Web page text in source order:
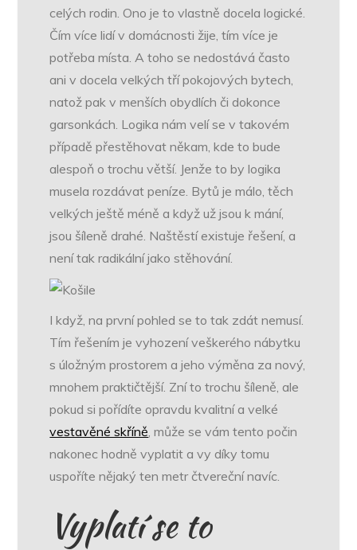
celých rodin. Ono je to vlastně docela logické.
Čím více lidí v domácnosti žije, tím více je
potřeba místa. A toho se nedostává často
ani v docela velkých tří pokojových bytech,
natož pak v menších obydlích či dokonce
garsonkách. Logika nám velí se v takovém
případě přestěhovat někam, kde to bude
alespoň o trochu větší. Jenže to by logika
musela rozdávat peníze. Bytů je málo, těch
velkých ještě méně a když už jsou k mání,
jsou šíleně drahé. Naštěstí existuje řešení, a
není tak radikální jako stěhování.
I když, na první pohled se to tak zdát nemusí.
Tím řešením je vyhození veškerého nábytku
s úložným prostorem a jeho výměna za nový,
mnohem praktičtější. Zní to trochu šíleně, ale
pokud si pořídíte opravdu kvalitní a velké
vestavěné skříně , může se vám tento počin
nakonec hodně vyplatit a vy díky tomu
uspoříte nějaký ten metr čtvereční navíc.
Vyplatí se to